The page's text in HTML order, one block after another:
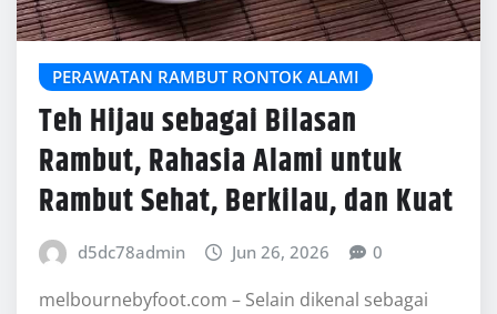
PERAWATAN RAMBUT RONTOK ALAMI
Teh Hijau sebagai Bilasan
Rambut, Rahasia Alami untuk
Rambut Sehat, Berkilau, dan Kuat
d5dc78admin Jun 26, 2026 0
melbournebyfoot.com – Selain dikenal sebagai